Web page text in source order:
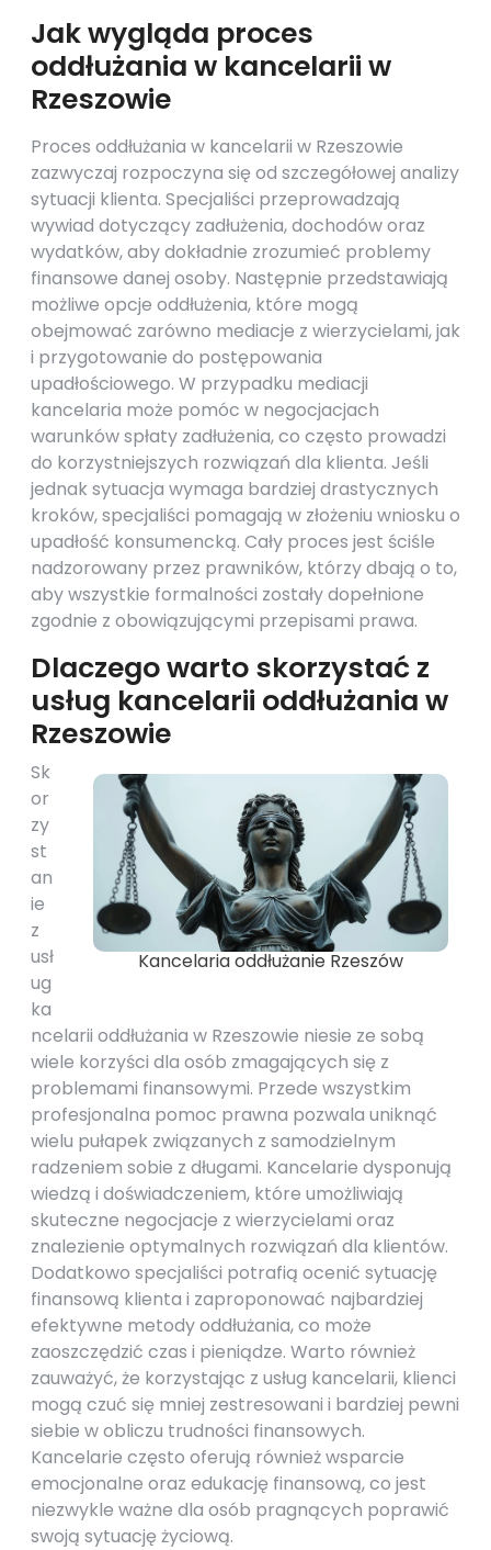
Jak wygląda proces
oddłużania w kancelarii w
Rzeszowie
Proces oddłużania w kancelarii w Rzeszowie
zazwyczaj rozpoczyna się od szczegółowej analizy
sytuacji klienta. Specjaliści przeprowadzają
wywiad dotyczący zadłużenia, dochodów oraz
wydatków, aby dokładnie zrozumieć problemy
finansowe danej osoby. Następnie przedstawiają
możliwe opcje oddłużenia, które mogą
obejmować zarówno mediacje z wierzycielami, jak
i przygotowanie do postępowania
upadłościowego. W przypadku mediacji
kancelaria może pomóc w negocjacjach
warunków spłaty zadłużenia, co często prowadzi
do korzystniejszych rozwiązań dla klienta. Jeśli
jednak sytuacja wymaga bardziej drastycznych
kroków, specjaliści pomagają w złożeniu wniosku o
upadłość konsumencką. Cały proces jest ściśle
nadzorowany przez prawników, którzy dbają o to,
aby wszystkie formalności zostały dopełnione
zgodnie z obowiązującymi przepisami prawa.
Dlaczego warto skorzystać z
usług kancelarii oddłużania w
Rzeszowie
Kancelaria oddłużanie Rzeszów
Sk
or
zy
st
an
ie
z
usł
ug
ka
ncelarii oddłużania w Rzeszowie niesie ze sobą
wiele korzyści dla osób zmagających się z
problemami finansowymi. Przede wszystkim
profesjonalna pomoc prawna pozwala uniknąć
wielu pułapek związanych z samodzielnym
radzeniem sobie z długami. Kancelarie dysponują
wiedzą i doświadczeniem, które umożliwiają
skuteczne negocjacje z wierzycielami oraz
znalezienie optymalnych rozwiązań dla klientów.
Dodatkowo specjaliści potrafią ocenić sytuację
finansową klienta i zaproponować najbardziej
efektywne metody oddłużania, co może
zaoszczędzić czas i pieniądze. Warto również
zauważyć, że korzystając z usług kancelarii, klienci
mogą czuć się mniej zestresowani i bardziej pewni
siebie w obliczu trudności finansowych.
Kancelarie często oferują również wsparcie
emocjonalne oraz edukację finansową, co jest
niezwykle ważne dla osób pragnących poprawić
swoją sytuację życiową.